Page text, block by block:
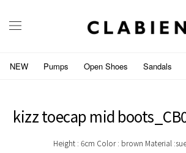
NEW Pumps Open Shoes Sandals
kizz toecap mid
Height : 6cm Color : brown Material